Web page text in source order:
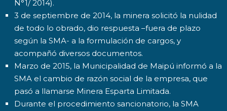
N°1/ 2014).
3 de septiembre de 2014, la minera solicitó la nulidad
de todo lo obrado, dio respuesta –fuera de plazo
según la SMA- a la formulación de cargos, y
acompañó diversos documentos.
Marzo de 2015, la Municipalidad de Maipú informó a la
SMA el cambio de razón social de la empresa, que
pasó a llamarse Minera Esparta Limitada.
Durante el procedimiento sancionatorio, la SMA